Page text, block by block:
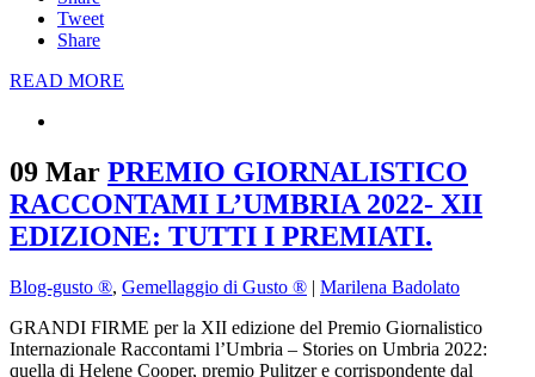
Tweet
Share
READ MORE
09 Mar PREMIO GIORNALISTICO
RACCONTAMI L’UMBRIA 2022- XII
EDIZIONE: TUTTI I PREMIATI.
Blog-gusto ®, Gemellaggio di Gusto ® | Marilena Badolato
GRANDI FIRME per la XII edizione del Premio Giornalistico
Internazionale Raccontami l’Umbria – Stories on Umbria 2022:
quella di Helene Cooper, premio Pulitzer e corrispondente dal